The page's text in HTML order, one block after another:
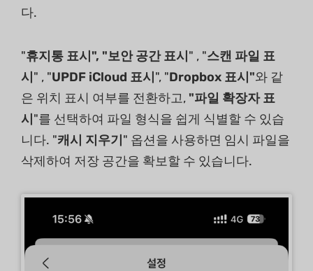
다.
"휴지통 표시", "보안 공간 표시 " , "스캔 파일 표
시 " , "UPDF iCloud 표시 ", "Dropbox 표시"와 같
은 위치 표시 여부를 전환하고, "파일 확장자 표
시 "를 선택하여 파일 형식을 쉽게 식별할 수 있습
니다. "캐시 지우기 " 옵션을 사용하면 임시 파일을
삭제하여 저장 공간을 확보할 수 있습니다.